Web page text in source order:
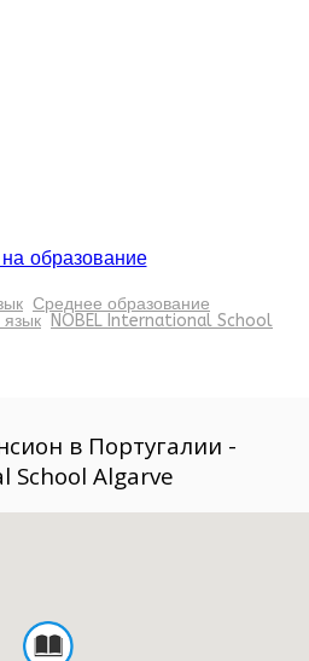
образование
Среднее образование
язык NOBEL International School
в Португалии -
School Algarve